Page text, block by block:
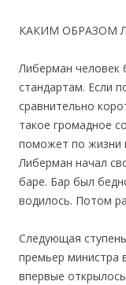
КАКИМ ОБРАЗОМ
Либерман человек
стандартам. Если
сравнительно
такое громадное
поможет по жизни
Либерман начал
баре. Бар был
водилось. Потом
Следующая
премьер министра
впервые